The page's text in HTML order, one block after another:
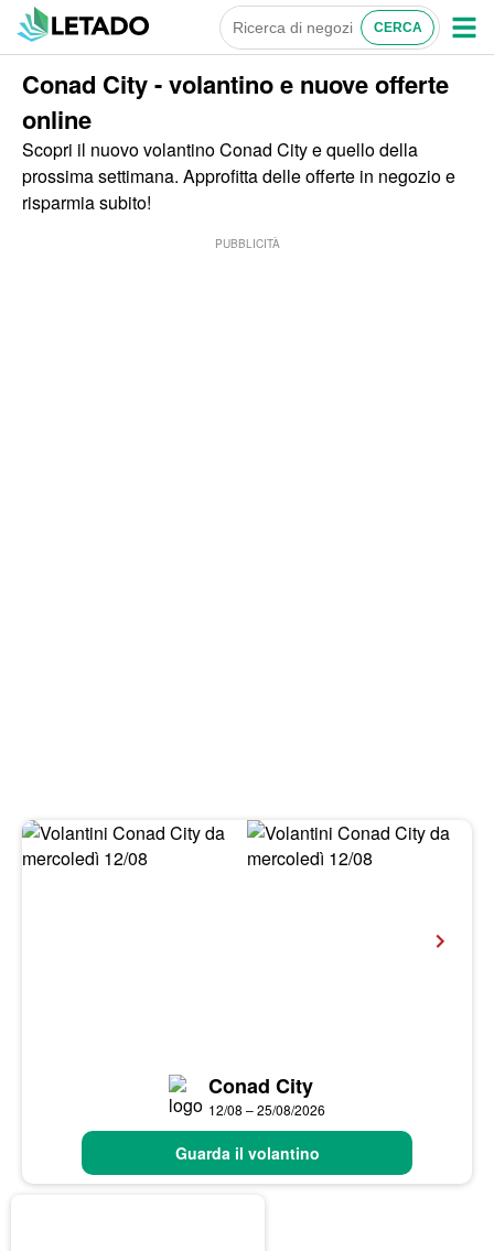
Conad City - volantino e nuove offerte
online
Scopri il nuovo volantino Conad City e quello della
prossima settimana. Approfitta delle offerte in negozio e
risparmia subito!
PUBBLICITÀ
Conad City
12/08 – 25/08/2026
Guarda il volantino